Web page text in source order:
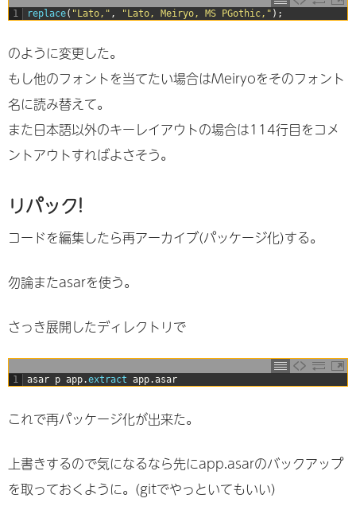
1 replace( "Lato," , "Lato, Meiryo, MS PGothic," ) ;
のように変更した。
もし他のフォントを当てたい場合はMeiryoをそのフォント
名に読み替えて。
また日本語以外のキーレイアウトの場合は114行目をコメ
ントアウトすればよさそう。
リパック!
コードを編集したら再アーカイブ(パッケージ化)する。
勿論またasarを使う。
さっき展開したディレクトリで
1 asar p app.extract app.asar
これで再パッケージ化が出来た。
上書きするので気になるなら先にapp.asarのバックアップ
を取っておくように。(gitでやっといてもいい)